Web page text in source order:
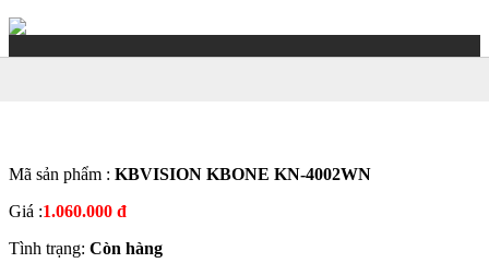
Mã sản phẩm : KBVISION KBONE KN-4002WN
Giá :1.060.000 đ
Tình trạng: Còn hàng